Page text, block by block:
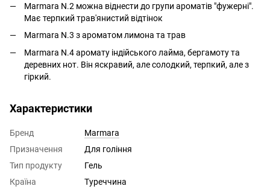
Marmara N.2 можна віднести до групи ароматів "фужерні".
Має терпкий трав'янистий відтінок
Marmara N.3 з ароматом лимона та трав
Marmara N.4 аромату індійського лайма, бергамоту та
деревних нот. Він яскравий, але солодкий, терпкий, але з
гіркий.
Характеристики
Бренд
Marmara
Призначення
Для гоління
Тип продукту
Гель
Країна
Туреччина